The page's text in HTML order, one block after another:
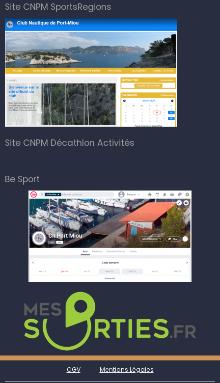
Site CNPM SportsRegions
Site CNPM Décathlon Activités
Be Sport
CGV Mentions Légales